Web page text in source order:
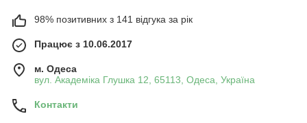
98% позитивних з 141 відгука за рік
Працює з 10.06.2017
м. Одеса
вул. Академіка Глушка 12, 65113, Одеса, Україна
Контакти